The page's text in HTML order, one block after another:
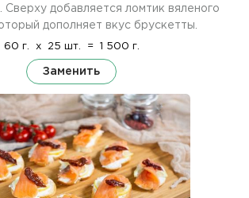
Сверху добавляется ломтик вяленого
дополняет вкус брускетты.
60 г. x 25 шт. = 1 500 г.
Заменить